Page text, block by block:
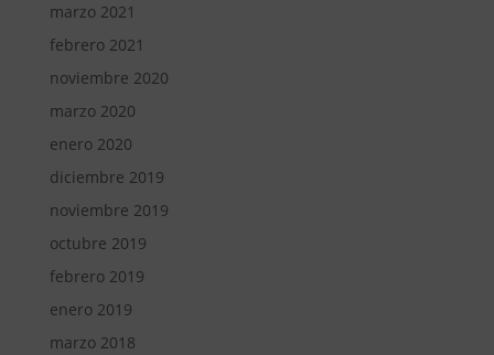
marzo 2021
febrero 2021
noviembre 2020
marzo 2020
enero 2020
diciembre 2019
noviembre 2019
octubre 2019
febrero 2019
enero 2019
marzo 2018